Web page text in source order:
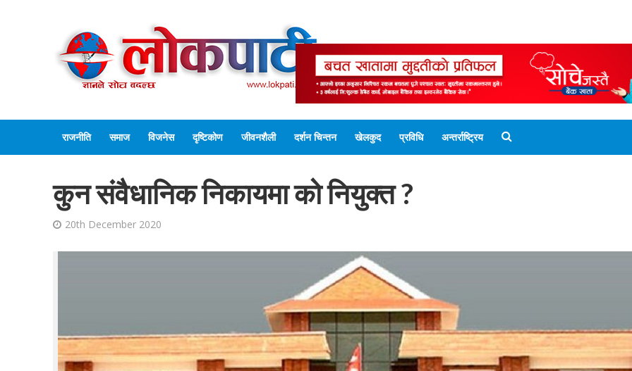
राजनीति समाज विजनेस दृष्टिकोण जीवनशैली दर्शन चिन्तन खेलकुद प्रविधि अन्तर्राष्ट्रिय
कुन संवैधानिक निकायमा को नियुक्त ?
20th December 2020